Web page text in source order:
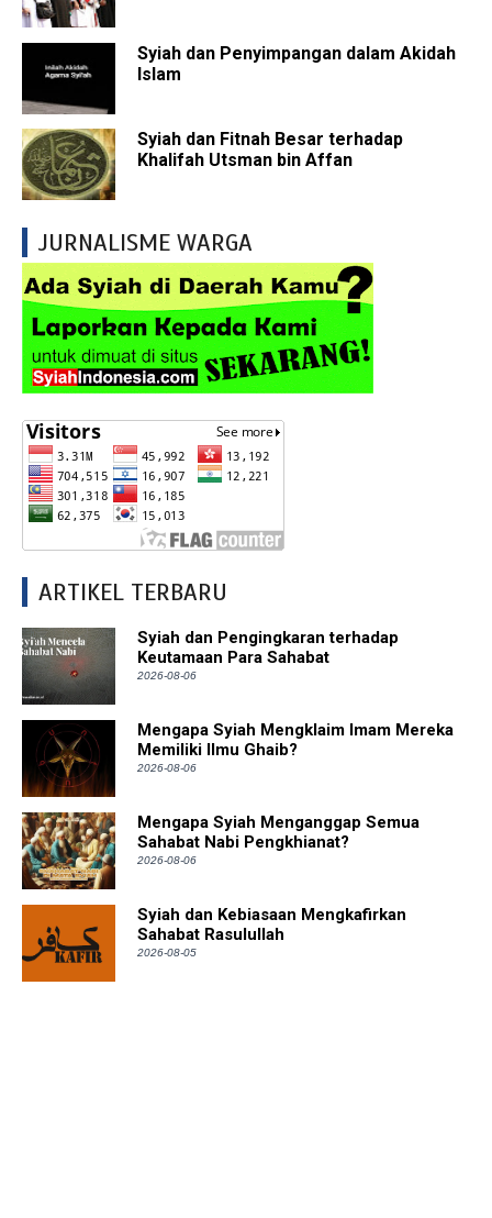
Syiah dan Penyimpangan dalam Akidah
Islam
Syiah dan Fitnah Besar terhadap
Khalifah Utsman bin Affan
JURNALISME WARGA
ARTIKEL TERBARU
Syiah dan Pengingkaran terhadap
Keutamaan Para Sahabat
2026-08-06
Mengapa Syiah Mengklaim Imam Mereka
Memiliki Ilmu Ghaib?
2026-08-06
Mengapa Syiah Menganggap Semua
Sahabat Nabi Pengkhianat?
2026-08-06
Syiah dan Kebiasaan Mengkafirkan
Sahabat Rasulullah
2026-08-05